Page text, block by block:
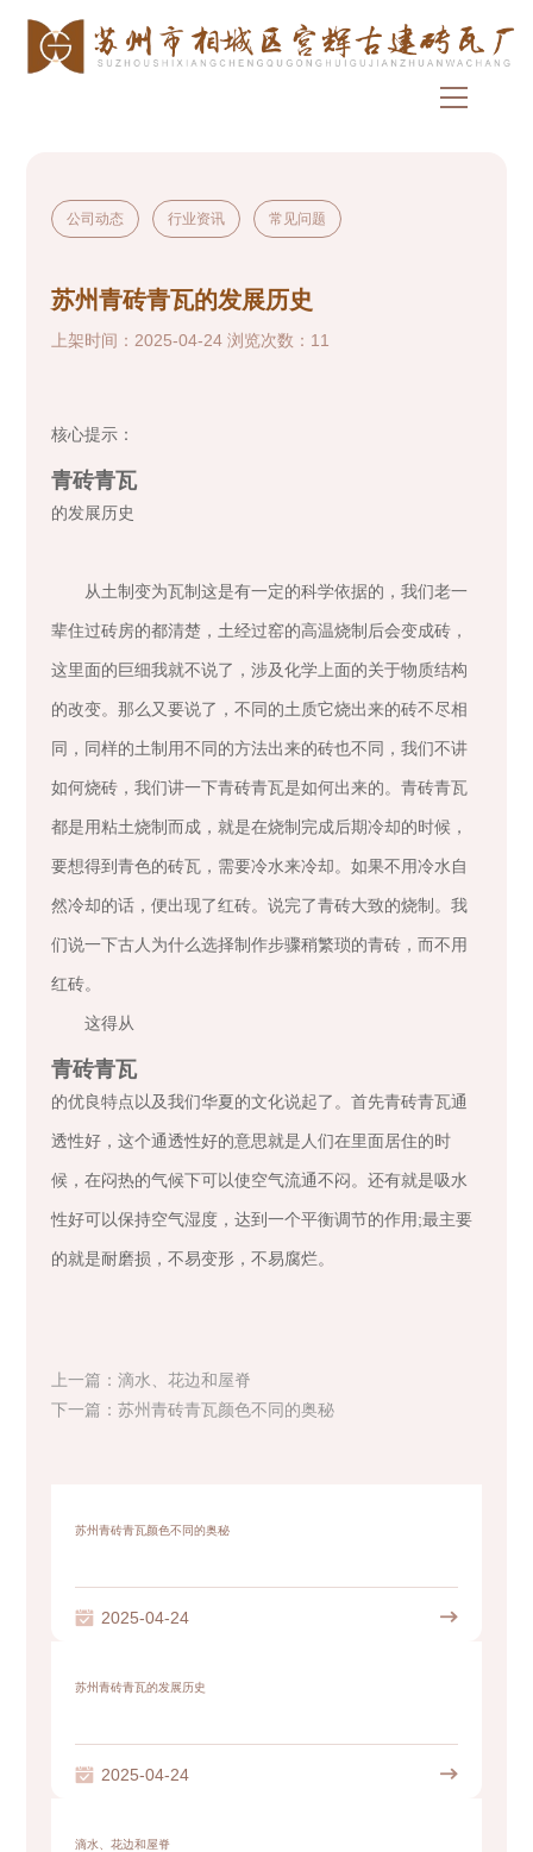
公司动态 行业资讯 常见问题
苏州青砖青瓦的发展历史
上架时间：2025-04-24 浏览次数：11
核心提示：
青砖青瓦
的发展历史
从土制变为瓦制这是有一定的科学依据的，我们老一
辈住过砖房的都清楚，土经过窑的高温烧制后会变成砖，
这里面的巨细我就不说了，涉及化学上面的关于物质结构
的改变。那么又要说了，不同的土质它烧出来的砖不尽相
同，同样的土制用不同的方法出来的砖也不同，我们不讲
如何烧砖，我们讲一下青砖青瓦是如何出来的。青砖青瓦
都是用粘土烧制而成，就是在烧制完成后期冷却的时候，
要想得到青色的砖瓦，需要冷水来冷却。如果不用冷水自
然冷却的话，便出现了红砖。说完了青砖大致的烧制。我
们说一下古人为什么选择制作步骤稍繁琐的青砖，而不用
红砖。
这得从
青砖青瓦
的优良特点以及我们华夏的文化说起了。首先青砖青瓦通
透性好，这个通透性好的意思就是人们在里面居住的时
候，在闷热的气候下可以使空气流通不闷。还有就是吸水
性好可以保持空气湿度，达到一个平衡调节的作用;最主要
的就是耐磨损，不易变形，不易腐烂。
上一篇： 滴水、花边和屋脊
下一篇： 苏州青砖青瓦颜色不同的奥秘
苏州青砖青瓦颜色不同的奥秘
 2025-04-24 
苏州青砖青瓦的发展历史
 2025-04-24 
滴水、花边和屋脊